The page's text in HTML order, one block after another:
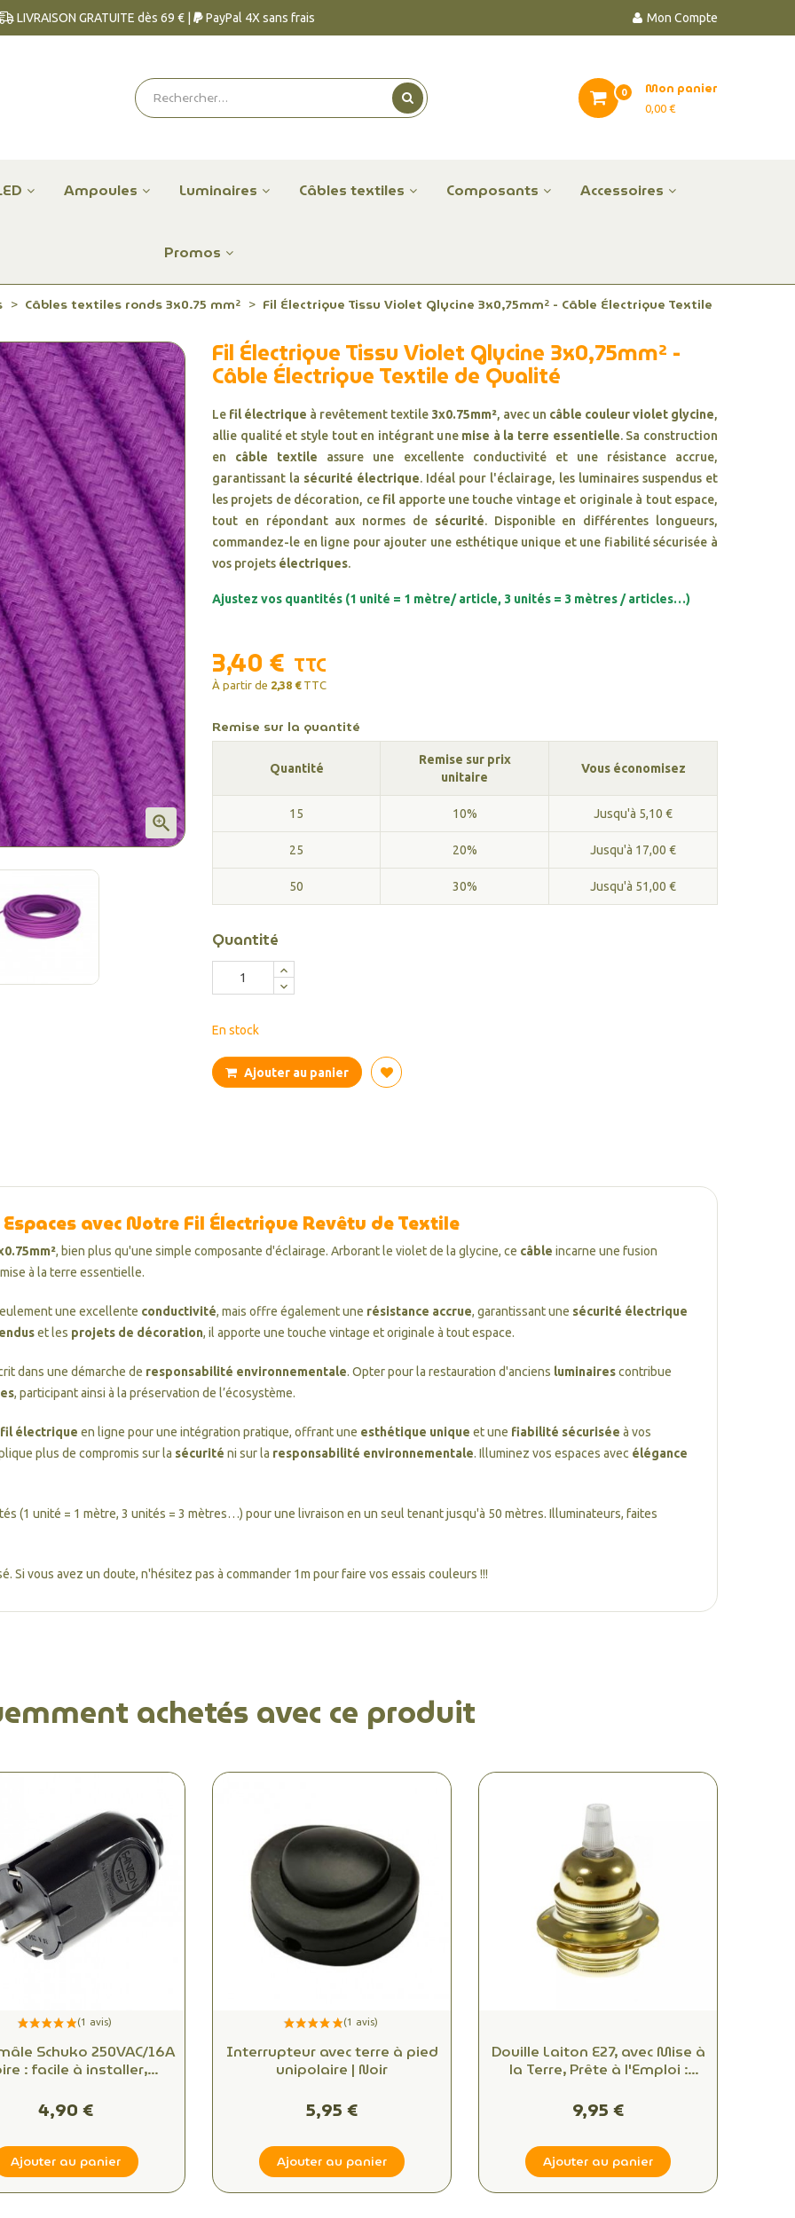
Mon Compte
LIVRAISON GRATUITE dès 69 € | PayPal 4X sans frais
Mon panier
0,00 €
0
Ampoules Luminaires Câbles textiles Composants Accessoires
Promos
Câbles textiles ronds 3x0.75 mm² Fil Électrique Tissu Violet Glycine 3x0,75mm² - Câble Électrique Textile

Fil Électrique Tissu Violet Glycine 3x0,75mm² -
Câble Électrique Textile de Qualité
Le fil électrique à revêtement textile 3x0.75mm², avec un câble couleur violet glycine,
allie qualité et style tout en intégrant une mise à la terre essentielle. Sa construction
en câble textile assure une excellente conductivité et une résistance accrue,
garantissant la sécurité électrique. Idéal pour l'éclairage, les luminaires suspendus et
les projets de décoration, ce filapporte une touche vintage et originale à tout espace,
tout en répondant aux normes de sécurité. Disponible en différentes longueurs,
commandez-le en ligne pour ajouter une esthétique unique et une fiabilité sécurisée à
vos projets électriques.
Ajustez vos quantités (1 unité = 1 mètre/ article, 3 unités = 3 mètres / articles…)
3,40 € TTC
À partir de 2,38 € TTC
Remise sur la quantité
Quantité
Remise sur prix
unitaire
Vous économisez
15 10% Jusqu'à 5,10 €
25 20% Jusqu'à 17,00 €
50 30% Jusqu'à 51,00 €
Quantité
En stock
Ajouter au panier
avec Notre Fil Électrique Revêtu de Textile
, bien plus qu'une simple composante d'éclairage. Arborant le violet de la glycine, ce câble incarne une fusion
à la terre essentielle.
une excellente conductivité, mais offre également une résistance accrue, garantissant une sécurité électrique
et les projets de décoration, il apporte une touche vintage et originale à tout espace.
dans une démarche de responsabilité environnementale. Opter pour la restauration d'anciens luminairescontribue
, participant ainsi à la préservation de l’écosystème.
fil électrique en ligne pour une intégration pratique, offrant une esthétique unique et une fiabilité sécurisée à vos
plus de compromis sur la sécurité ni sur la responsabilité environnementale. Illuminez vos espaces avec élégance
(1 unité = 1 mètre, 3 unités = 3 mètres…) pour une livraison en un seul tenant jusqu'à 50 mètres. Illuminateurs, faites
Si vous avez un doute, n'hésitez pas à commander 1m pour faire vos essais couleurs !!!
achetés avec ce produit
Schuko 250VAC/16A
: facile à installer,
et espaces
commerciaux
4,90 €
Ajouter au panier
Interrupteur avec terre à pied
unipolaire | Noir
5,95 €
Ajouter au panier
Douille Laiton E27, avec Mise à
la Terre, Prête à l'Emploi :
DIY!
9,95 €
Ajouter au panier